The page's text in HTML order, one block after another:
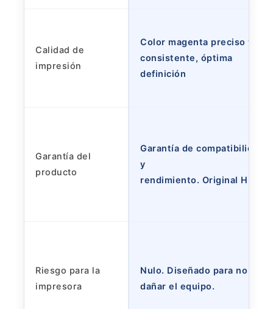
Calidad de
impresión
Color magenta preciso y
consistente, óptima
definición
Garantía del
producto
Garantía de compatibilidad
y
rendimiento. Original HP.
Riesgo para la
impresora
Nulo. Diseñado para no
dañar el equipo.